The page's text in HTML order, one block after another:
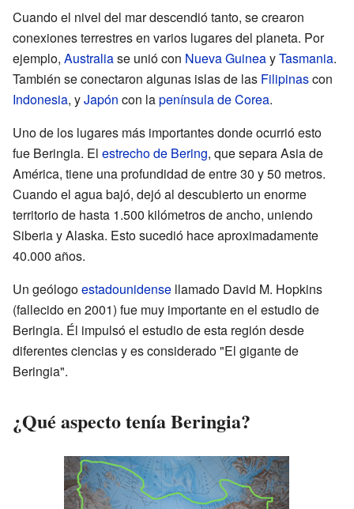
Cuando el nivel del mar descendió tanto, se crearon
conexiones terrestres en varios lugares del planeta. Por
ejemplo, Australiase unió con Nueva GuineayTasmania.
También se conectaron algunas islas de las Filipinascon
Indonesia, yJapón con lapenínsula de Corea.
Uno de los lugares más importantes donde ocurrió esto
fue Beringia. El estrecho de Bering, que separa Asia de
América, tiene una profundidad de entre 30 y 50 metros.
Cuando el agua bajó, dejó al descubierto un enorme
territorio de hasta 1.500 kilómetros de ancho, uniendo
Siberia y Alaska. Esto sucedió hace aproximadamente
40.000 años.
Un geólogoestadounidense llamado David M. Hopkins
(fallecido en 2001) fue muy importante en el estudio de
Beringia. Él impulsó el estudio de esta región desde
diferentes ciencias y es considerado "El gigante de
Beringia".
¿Qué aspecto tenía Beringia?